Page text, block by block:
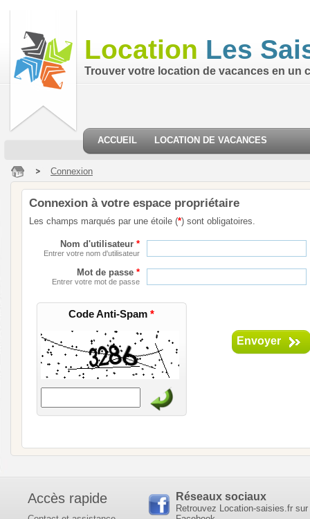
Location Les
Trouver votre location de vacances en un
ACCUEIL LOCATION DE VACANCES
Connexion
Connexion à votre espace propriétaire
Les champs marqués par une étoile (*) sont obligatoires.
Nom d'utilisateur *
Entrer votre nom d'utilisateur
Mot de passe *
Entrer votre mot de passe
Code Anti-Spam *
Envoyer
Accès rapide Réseaux sociaux
Retrouvez Location-saisies.fr sur